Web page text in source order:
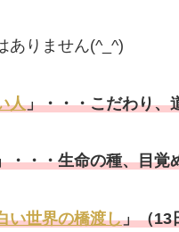
ありません(^_^)
人」・・・こだわり、
・・・生命の種、目覚
い世界の橋渡し」（13